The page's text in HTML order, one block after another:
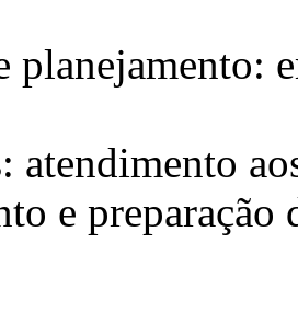
planejamento:
atendimento
e preparação